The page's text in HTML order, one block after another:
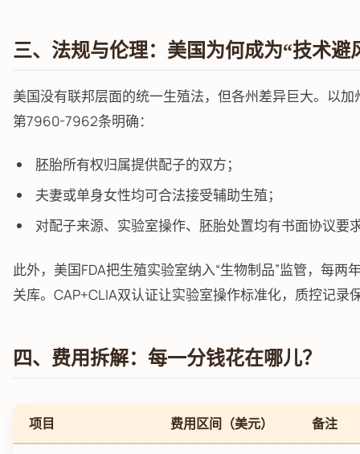
三、法规与伦理：美国为何成为“技术避
美国没有联邦层面的统一生殖法，但各州差异巨大。以
第7960-7962条明确：
胚胎所有权归属提供配子的双方；
夫妻或单身女性均可合法接受辅助生殖；
对配子来源、实验室操作、胚胎处置均有书面协议要
此外，美国FDA把生殖实验室纳入“生物制品”监管，每两
关库。CAP+CLIA双认证让实验室操作标准化，质控记录
四、费用拆解：每一分钱花在哪儿？
项目 费用区间（美元） 备注